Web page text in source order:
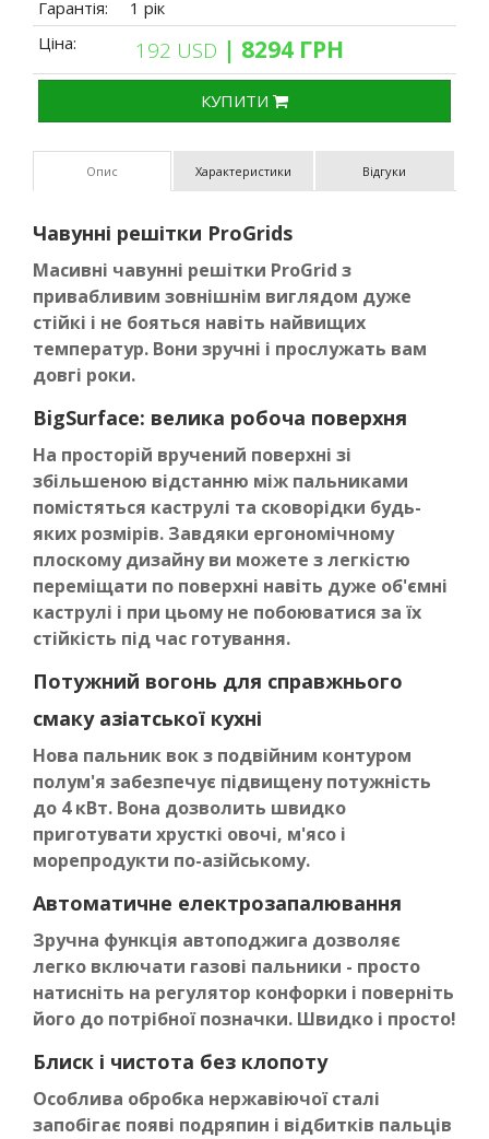
Гарантія:
1 рік
Ціна:
192 USD | 8294 ГРН
КУПИТИ
Опис Характеристики Відгуки
Чавунні решітки ProGrids
Масивні чавунні решітки ProGrid з
привабливим зовнішнім виглядом дуже
стійкі і не бояться навіть найвищих
температур. Вони зручні і прослужать вам
довгі роки.
BigSurface: велика робоча поверхня
На просторій вручений поверхні зі
збільшеною відстанню між пальниками
помістяться каструлі та сковорідки будь-
яких розмірів. Завдяки ергономічному
плоскому дизайну ви можете з легкістю
переміщати по поверхні навіть дуже об'ємні
каструлі і при цьому не побоюватися за їх
стійкість під час готування.
Потужний вогонь для справжнього
смаку азіатської кухні
Нова пальник вок з подвійним контуром
полум'я забезпечує підвищену потужність
до 4 кВт. Вона дозволить швидко
приготувати хрусткі овочі, м'ясо і
морепродукти по-азійському.
Автоматичне електрозапалювання
Зручна функція автоподжига дозволяє
легко включати газові пальники - просто
натисніть на регулятор конфорки і поверніть
його до потрібної позначки. Швидко і просто!
Блиск і чистота без клопоту
Особлива обробка нержавіючої сталі
запобігає появі подряпин і відбитків пальців